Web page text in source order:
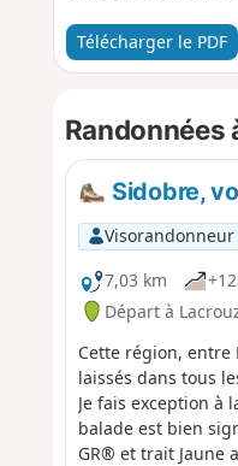
Télécharger le PDF
Randonnées
Sidobre,
Visorandonneur
7,03 km
Départ à
Cette région,
laissés dans tous
Je fais exception à
balade est bien
GR® et trait Jaune